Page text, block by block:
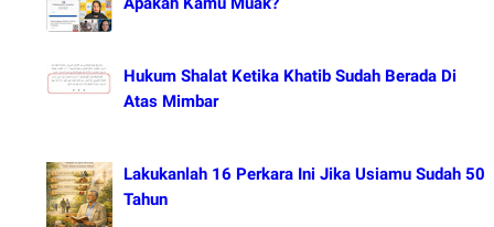
Hukum Shalat Ketika Khatib Sudah Berada Di
Atas Mimbar
Lakukanlah 16 Perkara Ini Jika Usiamu Sudah 50
Tahun